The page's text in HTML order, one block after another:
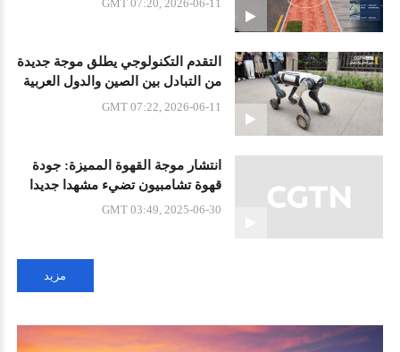
GMT 07:20, 2026-06-11
التقدم التكنولوجي يطلق موجة جديدة
من التبادل بين الصين والدول العربية
GMT 07:22, 2026-06-11
انتشار موجة القهوة المميزة: جودة
قهوة تشامبيون تضيء مشهدا جديدا
للسياحة الثقافية في قوييانغ
GMT 03:49, 2025-06-30
مزيد